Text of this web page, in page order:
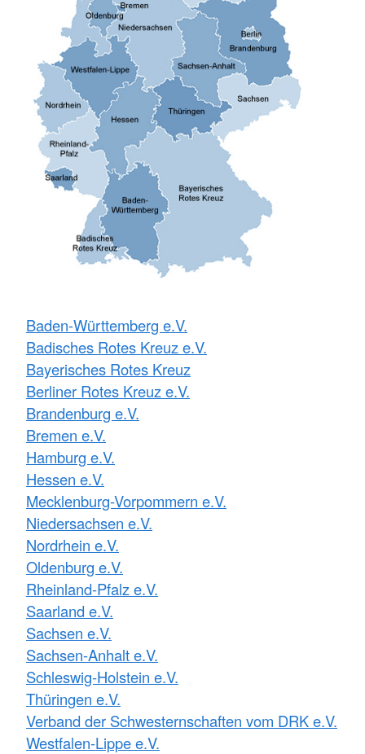
Baden-Württemberg e.V.
Badisches Rotes Kreuz e.V.
Bayerisches Rotes Kreuz
Berliner Rotes Kreuz e.V.
Brandenburg e.V.
Bremen e.V.
Hamburg e.V.
Hessen e.V.
Mecklenburg-Vorpommern e.V.
Niedersachsen e.V.
Nordrhein e.V.
Oldenburg e.V.
Rheinland-Pfalz e.V.
Saarland e.V.
Sachsen e.V.
Sachsen-Anhalt e.V.
Schleswig-Holstein e.V.
Thüringen e.V.
Verband der Schwesternschaften vom DRK e.V.
Westfalen-Lippe e.V.